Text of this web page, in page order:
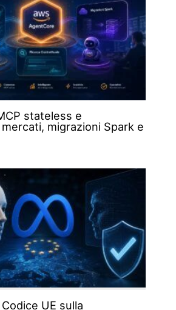
stateless e
migrazioni Spark e
UE sulla